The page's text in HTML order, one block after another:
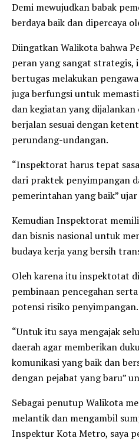
Demi mewujudkan babak
berdaya baik dan dipercaya
Diingatkan Walikota bahwa
peran yang sangat
bertugas melakukan
juga berfungsi untuk
dan kegiatan yang
berjalan sesuai dengan
perundang-undangan.
“Inspektorat harus tepat
dari praktek penyimpangan
pemerintahan yang baik”
Kemudian Inspektorat
dan bisnis nasional untuk
budaya kerja yang bersih
Oleh karena itu inspektotat
pembinaan pencegahan
potensi risiko penyimpangan.
“Untuk itu saya mengajak
daerah agar memberikan
komunikasi yang baik dan
dengan pejabat yang baru”
Sebagai penutup Walikota
melantik dan mengambil
Inspektur Kota Metro, saya